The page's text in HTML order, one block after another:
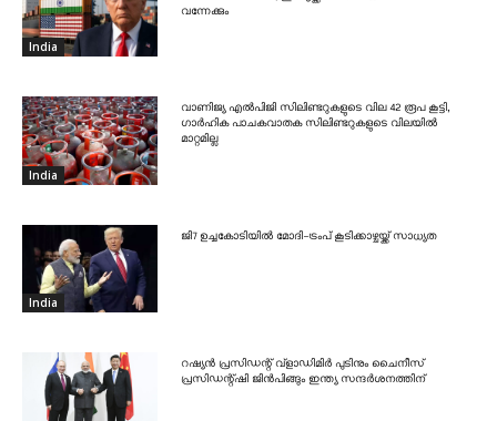
India
വന്നേക്കും
India
വാണിജ്യ എൽപിജി സിലിണ്ടറുകളുടെ വില 42 രൂപ കൂട്ടി,
ഗാർഹിക പാചകവാതക സിലിണ്ടറുകളുടെ വിലയിൽ
മാറ്റമില്ല
India
ജി7 ഉച്ചകോടിയിൽ മോദി-ട്രംപ് കൂടിക്കാഴ്ചയ്ക്ക് സാധ്യത
റഷ്യൻ പ്രസിഡന്റ് വ്‌ളാഡിമിർ പുടിനും ചൈനീസ്
പ്രസിഡന്റ്ഷി ജിൻപിങ്ങും ഇന്ത്യ സന്ദർശനത്തിന്